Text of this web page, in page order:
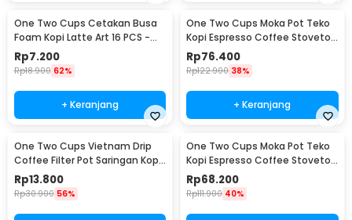
One Two Cups Cetakan Busa
Foam Kopi Latte Art 16 PCS -
JJYE01
Rp7.200
Rp18.900 62%
+ Keranjang
One Two Cups Moka Pot Teko
Kopi Espresso Coffee Stovetop
6 Cup 300ml - Z20
Rp76.400
Rp122.900 38%
+ Keranjang
One Two Cups Vietnam Drip
Coffee Filter Pot Saringan Kopi
180ml 8Q - LC1
Rp13.800
Rp30.900 56%
One Two Cups Moka Pot Teko
Kopi Espresso Coffee Stovetop
4 Cup 200ml - Z20
Rp68.200
Rp111.900 40%